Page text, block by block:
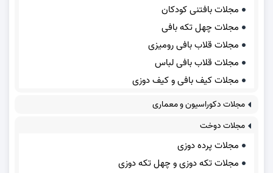
مجلات بافتنی کودکان
مجلات چهل تکه بافی
مجلات قلاب بافی رومیزی
مجلات قلاب بافی لباس
مجلات کیف بافی و کیف دوزی
مجلات دکوراسیون و معماری
مجلات دوخت
مجلات پرده دوزی
مجلات تکه دوزی و چهل تکه دوزی